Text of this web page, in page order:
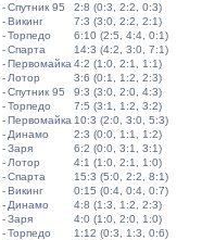
-Спутник 95
2:8 (0:3, 2:2, 0:3)
-Викинг
7:3 (3:0, 2:2, 2:1)
-Торпедо
6:10 (2:5, 4:4, 0:1)
-Спарта
14:3 (4:2, 3:0, 7:1)
-Первомайка 4:2 (1:0, 2:1, 1:1)
- Лотор
3:6 (0:1, 1:2, 2:3)
-Спутник 95
9:3 (3:0, 2:0, 4:3)
-Торпедо
7:5 (3:1, 1:2, 3:2)
-Первомайка 10:3 (2:0, 3:0, 5:3)
- Динамо
2:3 (0:0, 1:1, 1:2)
-Заря
6:2 (0:0, 3:1, 3:1)
- Лотор
4:1 (1:0, 2:1, 1:0)
-Спарта
15:3 (5:0, 2:2, 8:1)
-Викинг
0:15 (0:4, 0:4, 0:7)
- Динамо
4:8 (1:3, 1:2, 2:3)
-Заря
4:0 (1:0, 2:0, 1:0)
-Торпедо
1:12 (0:3, 1:3, 0:6)